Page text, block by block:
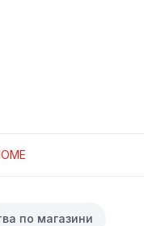
по магазини